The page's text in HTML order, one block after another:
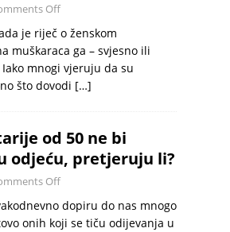
Off
je riječ o ženskom
muškaraca ga – svjesno ili
mnogi vjeruju da su
što dovodi […]
od 50 ne bi
odjeću, pretjeruju li?
Off
dopiru do nas mnogo
onih koji se tiču odijevanja u